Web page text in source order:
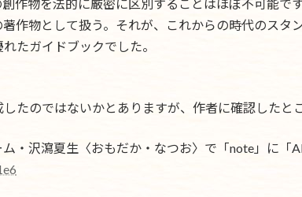
作物を法的に厳密に区別することはほぼ不可能で
作物として扱う。それが、これからの時代のスタ
たガイドブックでした。
たのではないかとありますが、作者に確認したと
・沢瀉夏生〈おもだか・なつお〉で「note」に「